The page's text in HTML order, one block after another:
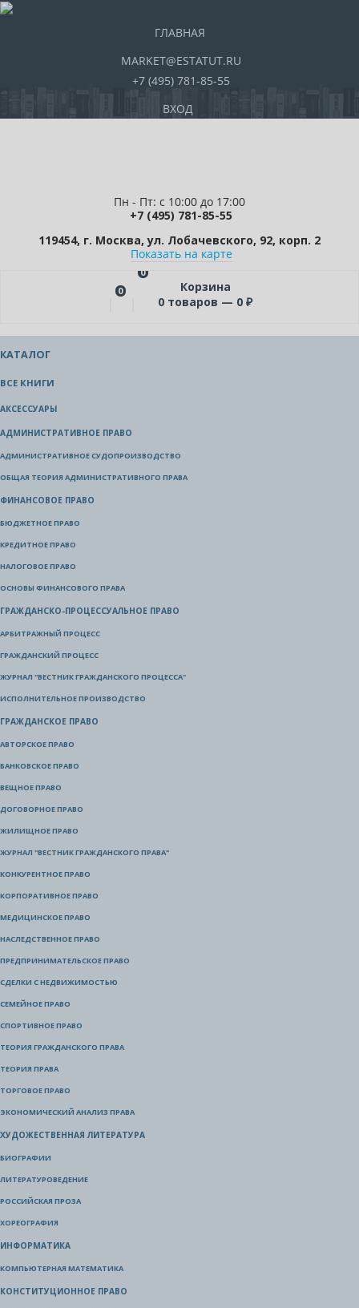
ГЛАВНАЯ
MARKET@ESTATUT.RU
+7 (495) 781-85-55
ВХОД
Пн - Пт: с 10:00 до 17:00
+7 (495) 781-85-55
119454, г. Москва, ул. Лобачевского, 92, корп. 2
Показать на карте
0
0
Корзина
0 товаров — 0 ₽
КАТАЛОГ
ВСЕ КНИГИ
АКСЕССУАРЫ
АДМИНИСТРАТИВНОЕ ПРАВО
АДМИНИСТРАТИВНОЕ СУДОПРОИЗВОДСТВО
ОБЩАЯ ТЕОРИЯ АДМИНИСТРАТИВНОГО ПРАВА
ФИНАНСОВОЕ ПРАВО
БЮДЖЕТНОЕ ПРАВО
КРЕДИТНОЕ ПРАВО
НАЛОГОВОЕ ПРАВО
ОСНОВЫ ФИНАНСОВОГО ПРАВА
ГРАЖДАНСКО-ПРОЦЕССУАЛЬНОЕ ПРАВО
АРБИТРАЖНЫЙ ПРОЦЕСС
ГРАЖДАНСКИЙ ПРОЦЕСС
ЖУРНАЛ "ВЕСТНИК ГРАЖДАНСКОГО ПРОЦЕССА"
ИСПОЛНИТЕЛЬНОЕ ПРОИЗВОДСТВО
ГРАЖДАНСКОЕ ПРАВО
АВТОРСКОЕ ПРАВО
БАНКОВСКОЕ ПРАВО
ВЕЩНОЕ ПРАВО
ДОГОВОРНОЕ ПРАВО
ЖИЛИЩНОЕ ПРАВО
ЖУРНАЛ "ВЕСТНИК ГРАЖДАНСКОГО ПРАВА"
КОНКУРЕНТНОЕ ПРАВО
КОРПОРАТИВНОЕ ПРАВО
МЕДИЦИНСКОЕ ПРАВО
НАСЛЕДСТВЕННОЕ ПРАВО
ПРЕДПРИНИМАТЕЛЬСКОЕ ПРАВО
СДЕЛКИ С НЕДВИЖИМОСТЬЮ
СЕМЕЙНОЕ ПРАВО
СПОРТИВНОЕ ПРАВО
ТЕОРИЯ ГРАЖДАНСКОГО ПРАВА
ТЕОРИЯ ПРАВА
ТОРГОВОЕ ПРАВО
ЭКОНОМИЧЕСКИЙ АНАЛИЗ ПРАВА
ХУДОЖЕСТВЕННАЯ ЛИТЕРАТУРА
БИОГРАФИИ
ЛИТЕРАТУРОВЕДЕНИЕ
РОССИЙСКАЯ ПРОЗА
ХОРЕОГРАФИЯ
ИНФОРМАТИКА
КОМПЬЮТЕРНАЯ МАТЕМАТИКА
КОНСТИТУЦИОННОЕ ПРАВО